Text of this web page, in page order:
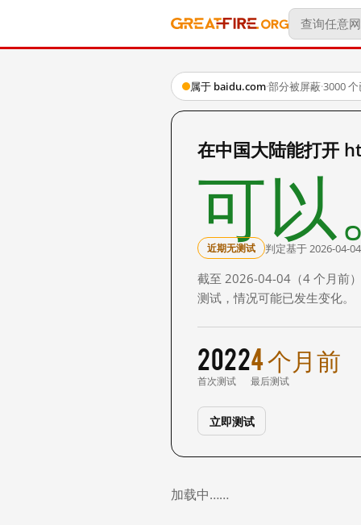
属于 baidu.com·部分被屏蔽·3000
在中国大陆能打开
可以
近期无测试 判定基于 2026-04-
截至 2026-04-04（4 个月前
测试，情况可能已发生变化。
2022
首次测试
4 个月前
最后测试
立即测试
加载中……